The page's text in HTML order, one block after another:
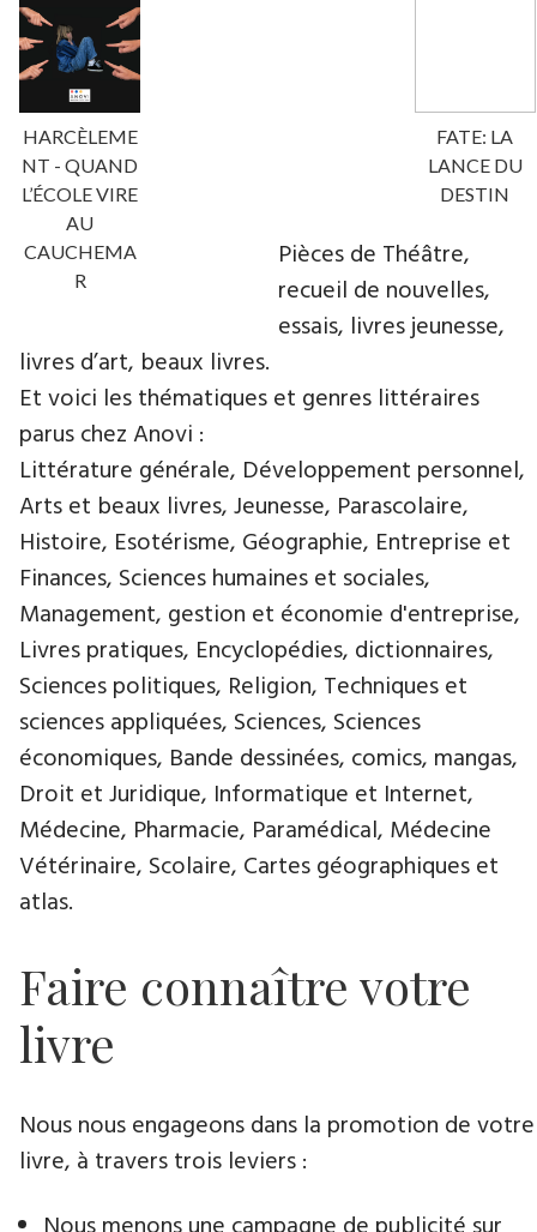
HARCÈLEME
NT - QUAND
L’ÉCOLE VIRE
AU
CAUCHEMA
R
FATE: LA
LANCE DU
DESTIN
Pièces de Théâtre,
recueil de nouvelles,
essais, livres jeunesse,
livres d’art, beaux livres.
Et voici les thématiques et genres littéraires
parus chez Anovi :
Littérature générale, Développement personnel,
Arts et beaux livres, Jeunesse, Parascolaire,
Histoire, Esotérisme, Géographie, Entreprise et
Finances, Sciences humaines et sociales,
Management, gestion et économie d'entreprise,
Livres pratiques, Encyclopédies, dictionnaires,
Sciences politiques, Religion, Techniques et
sciences appliquées, Sciences, Sciences
économiques, Bande dessinées, comics, mangas,
Droit et Juridique, Informatique et Internet,
Médecine, Pharmacie, Paramédical, Médecine
Vétérinaire, Scolaire, Cartes géographiques et
atlas.
Faire connaître votre
livre
Nous nous engageons dans la promotion de votre
livre, à travers trois leviers :